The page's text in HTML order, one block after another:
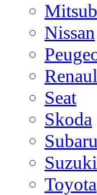
Nissan
Seat
Skoda
Subaru
Suzuki
Toyota